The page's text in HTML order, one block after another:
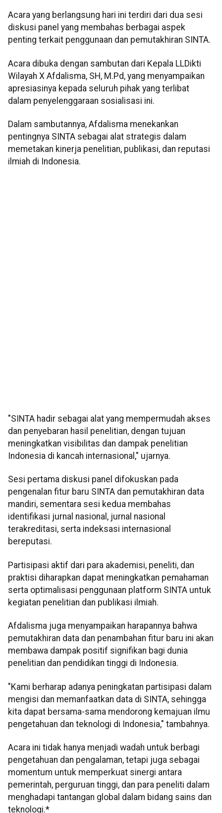
Acara yang berlangsung hari ini terdiri dari dua sesi
diskusi panel yang membahas berbagai aspek
penting terkait penggunaan dan pemutakhiran SINTA.
Acara dibuka dengan sambutan dari Kepala LLDikti
Wilayah X Afdalisma, SH, M.Pd, yang menyampaikan
apresiasinya kepada seluruh pihak yang terlibat
dalam penyelenggaraan sosialisasi ini.
Dalam sambutannya, Afdalisma menekankan
pentingnya SINTA sebagai alat strategis dalam
memetakan kinerja penelitian, publikasi, dan reputasi
ilmiah di Indonesia.
"SINTA hadir sebagai alat yang mempermudah akses
dan penyebaran hasil penelitian, dengan tujuan
meningkatkan visibilitas dan dampak penelitian
Indonesia di kancah internasional," ujarnya.
Sesi pertama diskusi panel difokuskan pada
pengenalan fitur baru SINTA dan pemutakhiran data
mandiri, sementara sesi kedua membahas
identifikasi jurnal nasional, jurnal nasional
terakreditasi, serta indeksasi internasional
bereputasi.
Partisipasi aktif dari para akademisi, peneliti, dan
praktisi diharapkan dapat meningkatkan pemahaman
serta optimalisasi penggunaan platform SINTA untuk
kegiatan penelitian dan publikasi ilmiah.
Afdalisma juga menyampaikan harapannya bahwa
pemutakhiran data dan penambahan fitur baru ini akan
membawa dampak positif signifikan bagi dunia
penelitian dan pendidikan tinggi di Indonesia.
"Kami berharap adanya peningkatan partisipasi dalam
mengisi dan memanfaatkan data di SINTA, sehingga
kita dapat bersama-sama mendorong kemajuan ilmu
pengetahuan dan teknologi di Indonesia," tambahnya.
Acara ini tidak hanya menjadi wadah untuk berbagi
pengetahuan dan pengalaman, tetapi juga sebagai
momentum untuk memperkuat sinergi antara
pemerintah, perguruan tinggi, dan para peneliti dalam
menghadapi tantangan global dalam bidang sains dan
teknologi.*